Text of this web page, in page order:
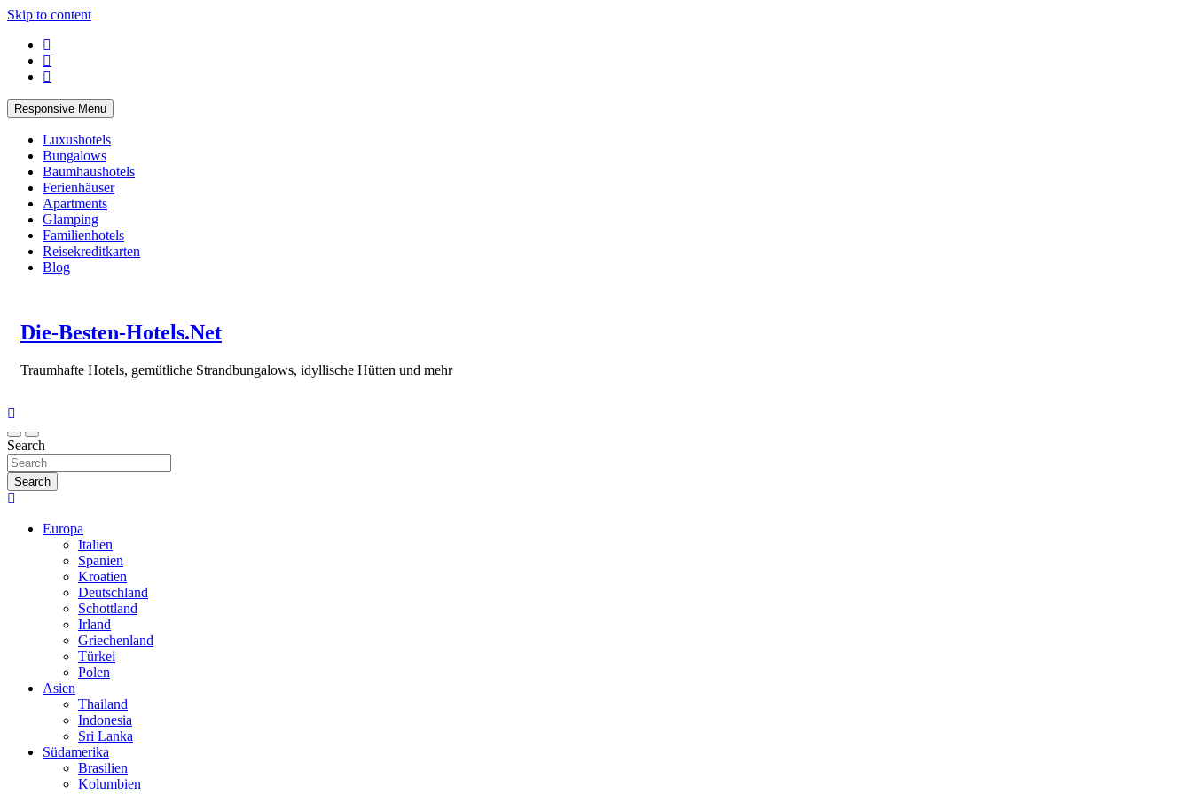
Skip to content
Responsive Menu
Luxushotels
Bungalows
Baumhaushotels
Ferienhäuser
Apartments
Glamping
Familienhotels
Reisekreditkarten
Blog
Die-Besten-Hotels.Net
Traumhafte Hotels, gemütliche Strandbungalows, idyllische Hütten und mehr
Search
Search
Europa
Italien
Spanien
Kroatien
Deutschland
Schottland
Irland
Griechenland
Türkei
Polen
Asien
Thailand
Indonesia
Sri Lanka
Südamerika
Brasilien
Kolumbien